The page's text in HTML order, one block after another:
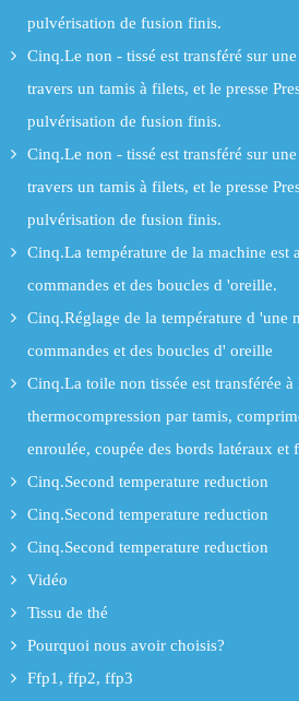
pulvérisation de fusion finis.
Cinq.Le non - tissé est transféré sur
travers un tamis à filets, et le presse
pulvérisation de fusion finis.
Cinq.Le non - tissé est transféré sur
travers un tamis à filets, et le presse
pulvérisation de fusion finis.
Cinq.La température de la machine est
commandes et des boucles d 'oreille.
Cinq.Réglage de la température d 'une
commandes et des boucles d' oreille
Cinq.La toile non tissée est transférée à
thermocompression par tamis,
enroulée, coupée des bords latéraux et
Cinq.Second temperature reduction
Cinq.Second temperature reduction
Cinq.Second temperature reduction
Vidéo
Tissu de thé
Pourquoi nous avoir choisis?
Ffp1, ffp2, ffp3